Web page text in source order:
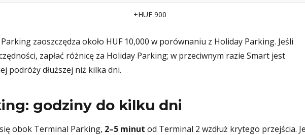
+HUF 900
zaoszczędza około HUF 10,000 w porównaniu z Holiday Parking. Jeśli
zapłać różnicę za Holiday Parking; w przeciwnym razie Smart jest
podróży dłuższej niż kilka dni.
godziny do kilku dni
obok Terminal Parking, 2–5 minut od Terminal 2 wzdłuż krytego przejścia.